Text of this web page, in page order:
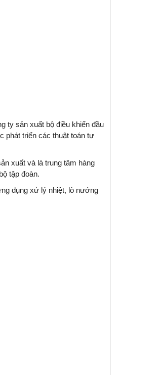
ty sản xuất bộ điều khiển đầu
phát triển các thuật toán tự
xuất và là trung tâm hàng
tập đoàn.
dụng xử lý nhiệt, lò nướng